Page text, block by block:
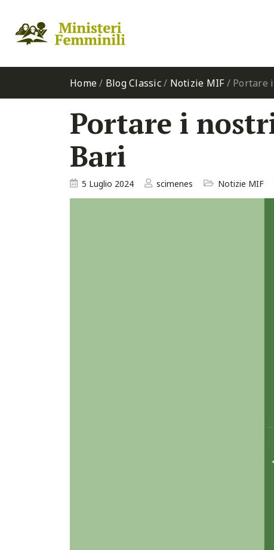
Home/ Blog Classic/ Notizie MIF / Portare
Portare i
Bari
5 Luglio 2024 scimenes Notizie MIF